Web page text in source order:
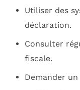
Utiliser des
déclaration.
Consulter
fiscale.
Demander